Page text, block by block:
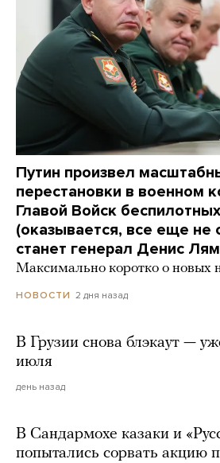
Путин произвел
перестановки в военном
Главой Войск
(оказывается, все еще не
станет генерал Денис
Максимально коротко о новых
НОВОСТИ 2 дня назад
В Грузии снова блэкаут —
июля
день назад
В Сандармохе казаки и
попытались сорвать акцию